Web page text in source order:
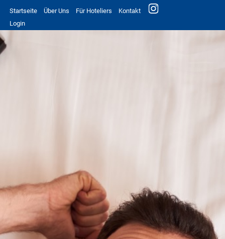
Startseite Über Uns Für Hoteliers
Kontakt
Login